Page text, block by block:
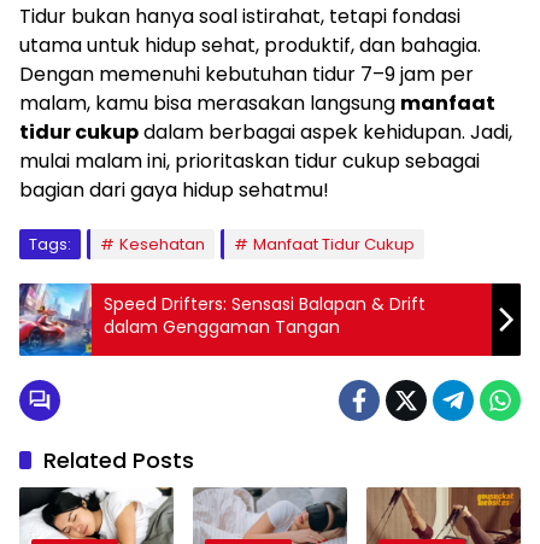
Tidur bukan hanya soal istirahat, tetapi fondasi
utama untuk hidup sehat, produktif, dan bahagia.
Dengan memenuhi kebutuhan tidur 7–9 jam per
malam, kamu bisa merasakan langsung manfaat
tidur cukupdalam berbagai aspek kehidupan. Jadi,
mulai malam ini, prioritaskan tidur cukup sebagai
bagian dari gaya hidup sehatmu!
Tags: Kesehatan Manfaat Tidur Cukup
Speed Drifters: Sensasi Balapan & Drift
dalam Genggaman Tangan
Related Posts